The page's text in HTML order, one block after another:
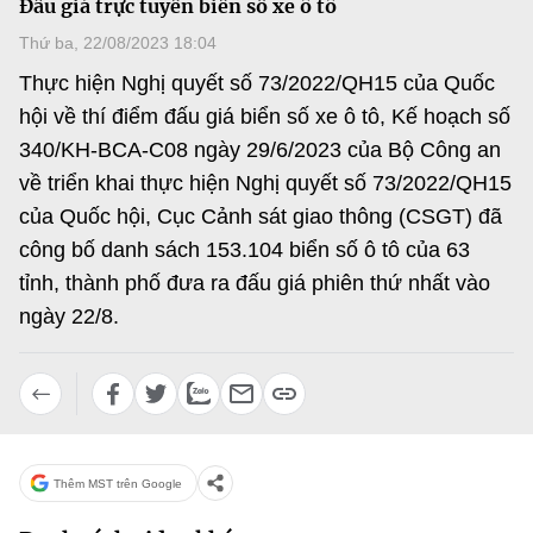
Sở Khoa học và Công nghệ
Chuyển đổi số
Bưu chính, Viễn thông
Sở hữu trí tuệ
Tiêu chuẩn, đo lường, chất lượng
Năng lượng nguyên tử
Tin tổng hợp
Tin địa phương
Văn bản chỉ đạo điều hành
Lấy ý kiến người dân về dự thảo VBQPPL
THỐNG KÊ
Khoa học và Công nghệ
Đổi mới sáng tạo
Chuyển đổi số
Bưu chính, Viễn thông
Sở hữu trí tuệ
Năng lượng nguyên tử
THƯ ĐIỆN TỬ
Khác
Videos
Ảnh
Nhiệm vụ trọng tâm
Đấu giá trực tuyến biển số xe ô tô
Thứ ba, 22/08/2023 18:04
Thực hiện Nghị quyết số 73/2022/QH15 của Quốc
hội về thí điểm đấu giá biển số xe ô tô, Kế hoạch số
340/KH-BCA-C08 ngày 29/6/2023 của Bộ Công an
về triển khai thực hiện Nghị quyết số 73/2022/QH15
của Quốc hội, Cục Cảnh sát giao thông (CSGT) đã
công bố danh sách 153.104 biển số ô tô của 63
tỉnh, thành phố đưa ra đấu giá phiên thứ nhất vào
ngày 22/8.
Thêm MST trên Google